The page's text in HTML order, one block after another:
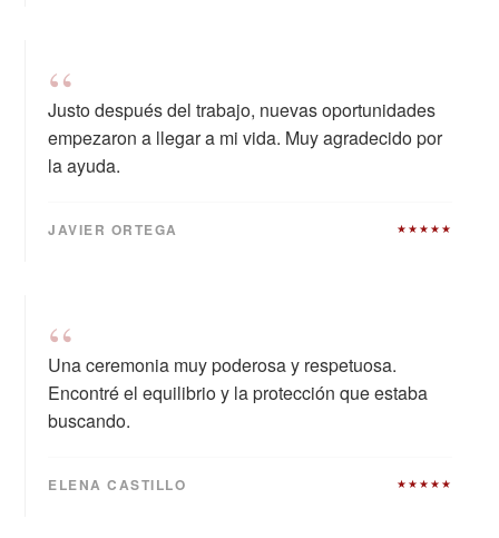
“
Justo después del trabajo, nuevas oportunidades
empezaron a llegar a mi vida. Muy agradecido por
la ayuda.
JAVIER ORTEGA ★★★★★
“
Una ceremonia muy poderosa y respetuosa.
Encontré el equilibrio y la protección que estaba
buscando.
ELENA CASTILLO ★★★★★